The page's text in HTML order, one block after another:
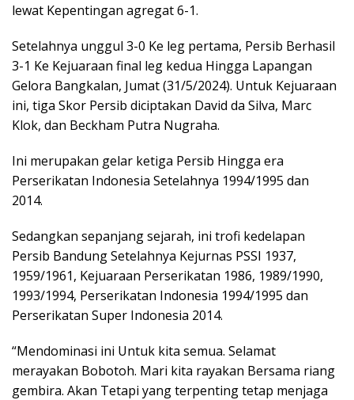
lewat Kepentingan agregat 6-1.
Setelahnya unggul 3-0 Ke leg pertama, Persib Berhasil
3-1 Ke Kejuaraan final leg kedua Hingga Lapangan
Gelora Bangkalan, Jumat (31/5/2024). Untuk Kejuaraan
ini, tiga Skor Persib diciptakan David da Silva, Marc
Klok, dan Beckham Putra Nugraha.
Ini merupakan gelar ketiga Persib Hingga era
Perserikatan Indonesia Setelahnya 1994/1995 dan
2014.
Sedangkan sepanjang sejarah, ini trofi kedelapan
Persib Bandung Setelahnya Kejurnas PSSI 1937,
1959/1961, Kejuaraan Perserikatan 1986, 1989/1990,
1993/1994, Perserikatan Indonesia 1994/1995 dan
Perserikatan Super Indonesia 2014.
“Mendominasi ini Untuk kita semua. Selamat
merayakan Bobotoh. Mari kita rayakan Bersama riang
gembira. Akan Tetapi yang terpenting tetap menjaga